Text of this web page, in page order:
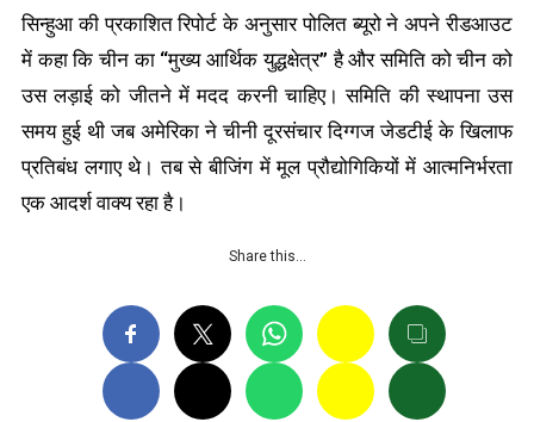
सिन्हुआ की प्रकाशित रिपोर्ट के अनुसार पोलित ब्यूरो ने अपने रीडआउट
में कहा कि चीन का “मुख्य आर्थिक युद्धक्षेत्र” है और समिति को चीन को
उस लड़ाई को जीतने में मदद करनी चाहिए। समिति की स्थापना उस
समय हुई थी जब अमेरिका ने चीनी दूरसंचार दिग्गज जेडटीई के खिलाफ
प्रतिबंध लगाए थे। तब से बीजिंग में मूल प्रौद्योगिकियों में आत्मनिर्भरता
एक आदर्श वाक्य रहा है।
Share this…